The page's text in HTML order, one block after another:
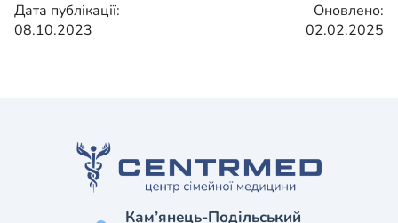
Дата публікації:
08.10.2023
Оновлено:
02.02.2025
Кам’янець-Подільський